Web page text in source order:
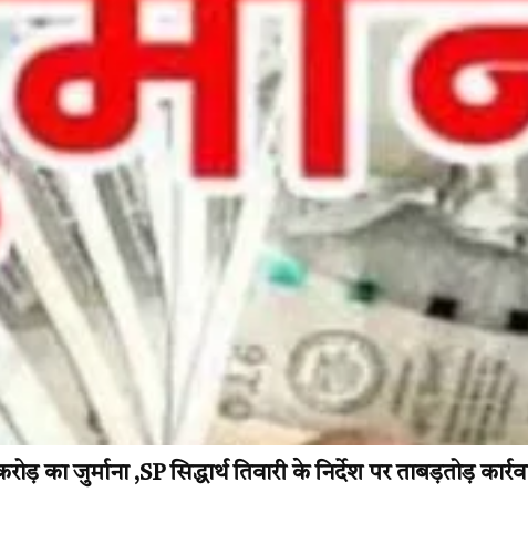
जुर्माना ,SP सिद्धार्थ तिवारी के निर्देश पर ताबड़तोड़